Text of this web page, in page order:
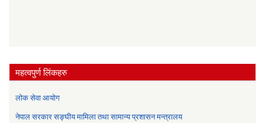
महत्वपुर्ण लिंकहरु
लोक सेवा आयोग
नेपाल सरकार सङ्घीय मामिला तथा सामान्य प्रशासन मन्त्रालय